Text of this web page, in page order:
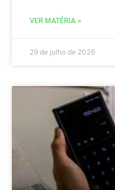
VER MATÉRIA »
29 de julho de 2026